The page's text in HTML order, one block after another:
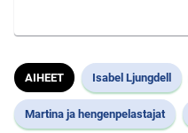
AIHEET Isabel Ljungdell
Martina ja hengenpelastajat